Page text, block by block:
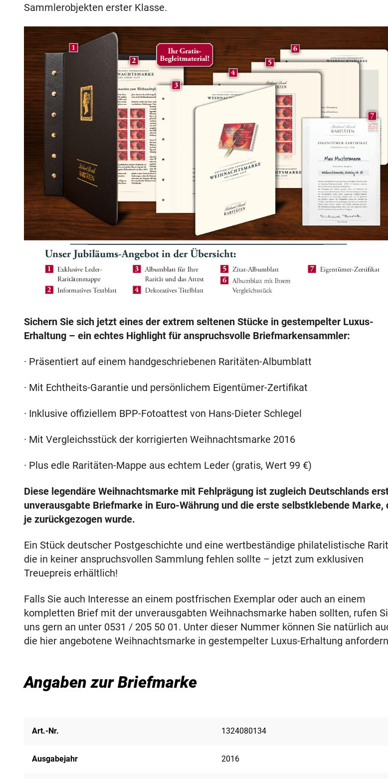
Sammlerobjekten erster Klasse.
Sichern Sie sich jetzt eines der extrem seltenen Stücke in gestempelter Luxus-
Erhaltung – ein echtes Highlight für anspruchsvolle Briefmarkensammler:
· Präsentiert auf einem handgeschriebenen Raritäten-Albumblatt
· Mit Echtheits-Garantie und persönlichem Eigentümer-Zertifikat
· Inklusive offiziellem BPP-Fotoattest von Hans-Dieter Schlegel
· Mit Vergleichsstück der korrigierten Weihnachtsmarke 2016
· Plus edle Raritäten-Mappe aus echtem Leder (gratis, Wert 99 €)
Diese legendäre Weihnachtsmarke mit Fehlprägung ist zugleich Deutschlands
unverausgabte Briefmarke in Euro-Währung und die erste selbstklebende Marke,
je zurückgezogen wurde.
Ein Stück deutscher Postgeschichte und eine wertbeständige philatelistische
die in keiner anspruchsvollen Sammlung fehlen sollte – jetzt zum exklusiven
Treuepreis erhältlich!
Falls Sie auch Interesse an einem postfrischen Exemplar oder auch an einem
kompletten Brief mit der unverausgabten Weihnachsmarke haben sollten, rufen
uns gern an unter 0531 / 205 50 01. Unter dieser Nummer können Sie natürlich
die hier angebotene Weihnachtsmarke in gestempelter Luxus-Erhaltung
Angaben zur Briefmarke
Art.-Nr. 1324080134
Ausgabejahr 2016